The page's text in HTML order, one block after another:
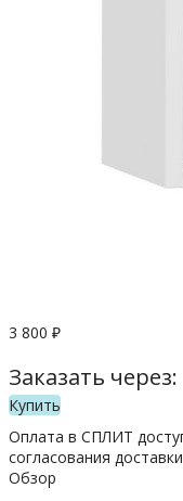
3 800 ₽
Заказать через:
Купить
Оплата в СПЛИТ
согласования
Обзор